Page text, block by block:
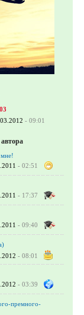
- 09:01
- 02:51
- 17:37
- 09:40
- 08:01
- 03:39
премного-